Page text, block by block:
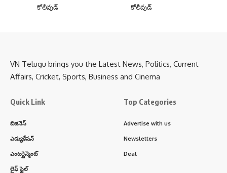
కోలీవుడ్
కోలీవుడ్
VN Telugu brings you the Latest News, Politics, Current
Affairs, Cricket, Sports, Business and Cinema
Quick Link
బిజినెస్
ఎడ్యుకేషన్
ఎంటర్టైన్మెంట్
లైఫ్ స్టైల్
Top Categories
Advertise with us
Newsletters
Deal